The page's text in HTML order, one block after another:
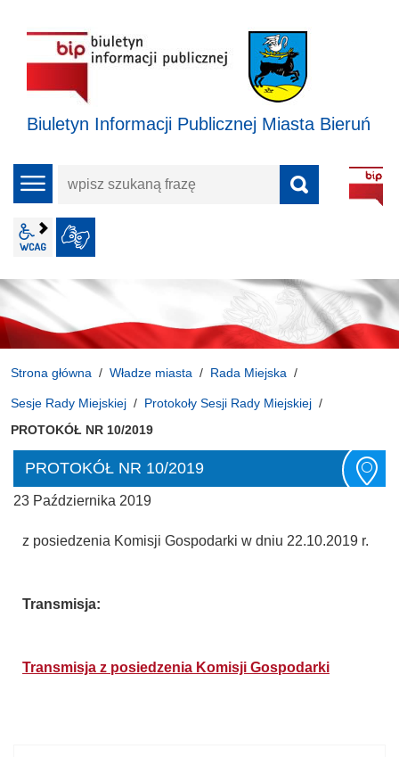
Biuletyn Informacji Publicznej Miasta Bieruń
menu
wpisz
frazę
wcag2.1
Strona główna Władze miasta Rada Miejska
Sesje Rady Miejskiej
Protokoły Sesji Rady Miejskiej
PROTOKÓŁ NR 10/2019
PROTOKÓŁ NR 10/2019
23 Października 2019
z posiedzenia Komisji Gospodarki w dniu 22.10.2019 r.
Transmisja:
Transmisja z posiedzenia Komisji Gospodarki